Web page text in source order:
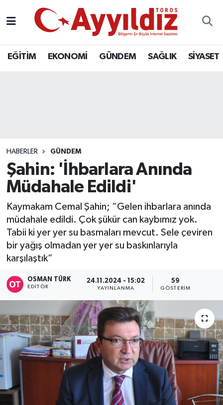
EĞİTİM EKONOMİ GÜNDEM SAĞLIK SİYASET
HABERLER GÜNDEM
Şahin: 'İhbarlara Anında
Müdahale Edildi'
Kaymakam Cemal Şahin; “Gelen ihbarlara anında
müdahale edildi. Çok şükür can kaybımız yok.
Tabii ki yer yer su basmaları mevcut. Sele çeviren
bir yağış olmadan yer yer su baskınlarıyla
karşılaştık”
OSMAN TÜRK
EDITÖR
24.11.2024 - 15:02
YAYINLANMA
59
GÖSTERIM